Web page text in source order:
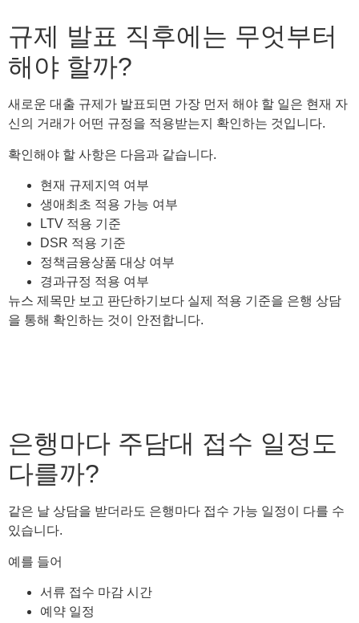
규제 발표 직후에는 무엇부터
해야 할까?
새로운 대출 규제가 발표되면 가장 먼저 해야 할 일은 현재 자
신의 거래가 어떤 규정을 적용받는지 확인하는 것입니다.
확인해야 할 사항은 다음과 같습니다.
현재 규제지역 여부
생애최초 적용 가능 여부
LTV 적용 기준
DSR 적용 기준
정책금융상품 대상 여부
경과규정 적용 여부
뉴스 제목만 보고 판단하기보다 실제 적용 기준을 은행 상담
을 통해 확인하는 것이 안전합니다.
은행마다 주담대 접수 일정도
다를까?
같은 날 상담을 받더라도 은행마다 접수 가능 일정이 다를 수
있습니다.
예를 들어
서류 접수 마감 시간
예약 일정